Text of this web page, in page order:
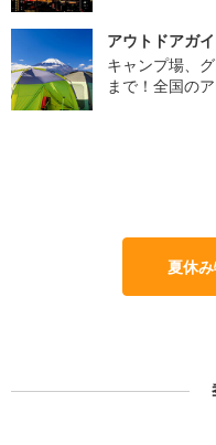
アウトドアガ
キャンプ場、
まで！全国の
夏休